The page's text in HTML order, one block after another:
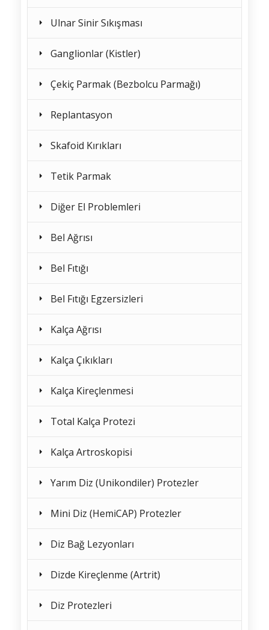
Ulnar Sinir Sıkışması
Ganglionlar (Kistler)
Çekiç Parmak (Bezbolcu Parmağı)
Replantasyon
Skafoid Kırıkları
Tetik Parmak
Diğer El Problemleri
Bel Ağrısı
Bel Fıtığı
Bel Fıtığı Egzersizleri
Kalça Ağrısı
Kalça Çıkıkları
Kalça Kireçlenmesi
Total Kalça Protezi
Kalça Artroskopisi
Yarım Diz (Unikondiler) Protezler
Mini Diz (HemiCAP) Protezler
Diz Bağ Lezyonları
Dizde Kireçlenme (Artrit)
Diz Protezleri